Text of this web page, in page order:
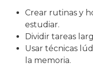
Crear rutinas y
estudiar.
Dividir tareas
Usar técnicas
la memoria.